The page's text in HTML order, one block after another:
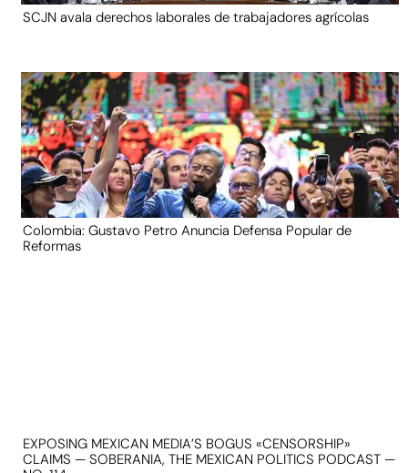
SCJN avala derechos laborales de trabajadores agrícolas
Colombia: Gustavo Petro Anuncia Defensa Popular de
Reformas
EXPOSING MEXICAN MEDIA’S BOGUS «CENSORSHIP»
CLAIMS — SOBERANIA, THE MEXICAN POLITICS PODCAST —